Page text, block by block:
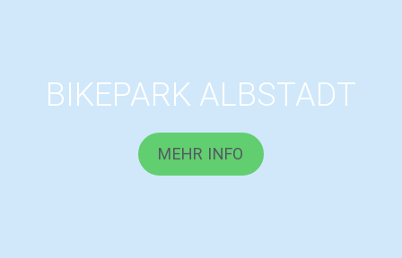
BIKEPARK ALBSTADT
MEHR INFO